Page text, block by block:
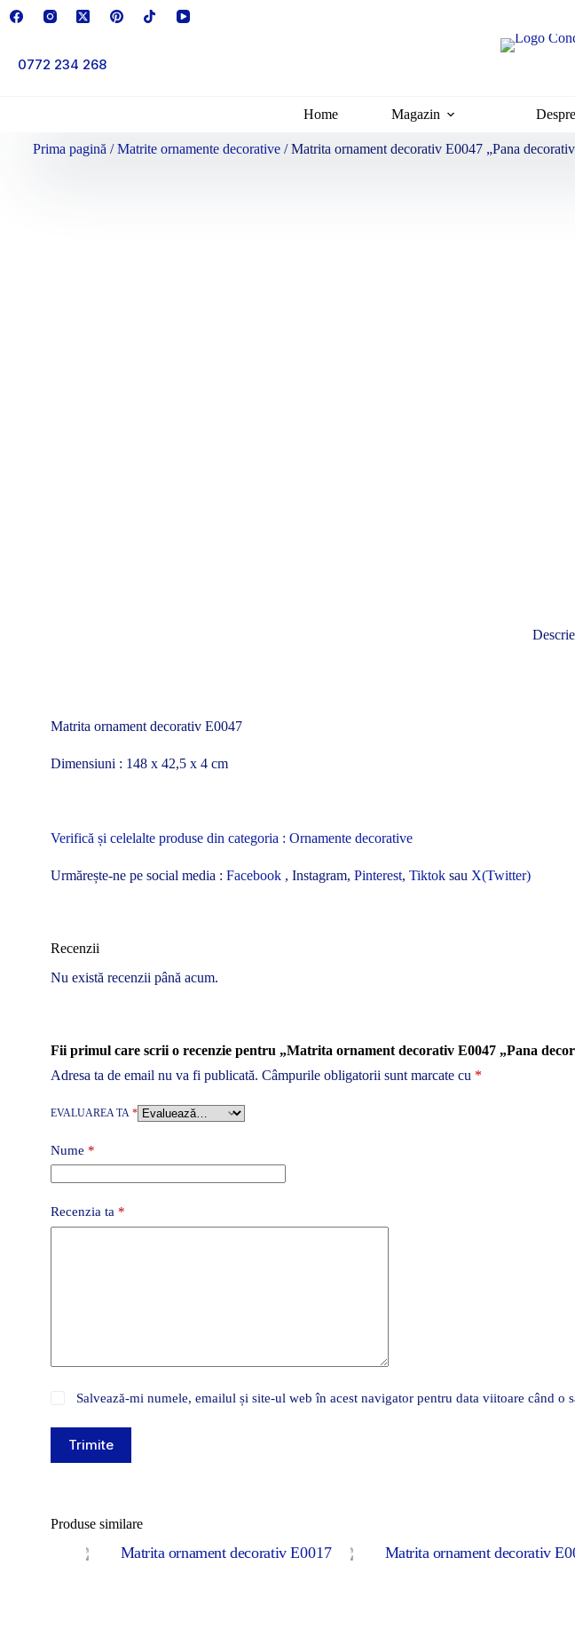
0772 234 268
Home Magazin
Prima pagină /Matrite ornamente decorative / Matrita ornament decorativ E0047 „Pana
Matrita ornament decorativ E0047
Dimensiuni : 148 x 42,5 x 4 cm
Verifică și celelalte produse din categoria : Ornamente decorative
Urmărește-ne pe social media : Facebook , Instagram, Pinterest, Tiktok sau X(Twitter)
Recenzii
Nu există recenzii până acum.
Fii primul care scrii o recenzie pentru „Matrita ornament decorativ E0047 „Pana
Adresa ta de email nu va fi publicată. Câmpurile obligatorii sunt marcate cu *
EVALUAREA TA *
Nume *
Recenzia ta *
Salvează-mi numele, emailul și site-ul web în acest navigator pentru data viitoare când o
Trimite
Produse similare